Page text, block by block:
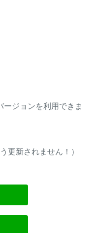
ージョンを利用できま
更新されません！）